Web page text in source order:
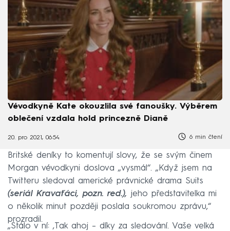
Vévodkyně Kate okouzlila své fanoušky. Výběrem
oblečení vzdala hold princezně Dianě
20. pro 2021, 06:54 6 min čtení
Britské deníky to komentují slovy, že se svým činem
Morgan vévodkyni doslova „vysmál“. „Když jsem na
Twitteru sledoval americké právnické drama Suits
(seriál Kravaťáci, pozn. red.), jeho představitelka mi
o několik minut později poslala soukromou zprávu,“
prozradil.
„Stálo v ní: ‚Tak ahoj – díky za sledování. Vaše velká